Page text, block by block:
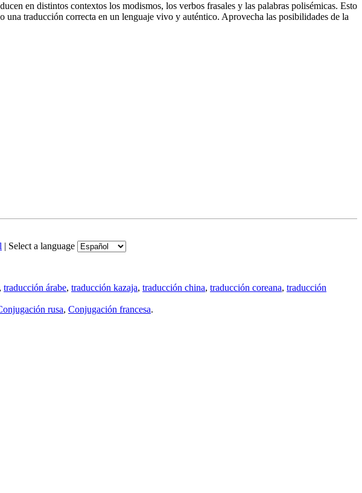
en distintos contextos los modismos, los verbos frasales y las palabras polisémicas. Esto
traducción correcta en un lenguaje vivo y auténtico. Aprovecha las posibilidades de la
| Select a language
, traducción árabe, traducción kazaja, traducción china, traducción coreana, traducción
rusa, Conjugación francesa.